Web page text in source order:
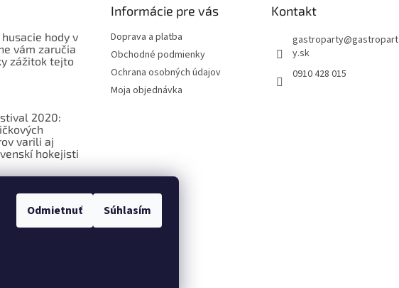
Odmietnuť Súhlasím
husacie hody v
vám zaručia
zážitok tejto
2020:
varili aj
hokejisti
o
potravinách
Informácie pre vás
Doprava a platba
Obchodné podmienky
Ochrana osobných údajov
Moja objednávka
Kontakt
gastroparty@gastropart
y.sk
0910 428 015